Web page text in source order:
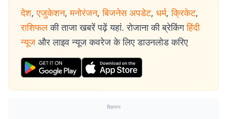
देश, एजुकेशन, मनोरंजन, बिजनेस अपडेट, धर्म, क्रिकेट,
राशिफल की ताजा खबरें पढ़ें यहां. रोजाना की ब्रेकिंग हिंदी
न्यूज और लाइव न्यूज कवरेज के लिए डाउनलोड करिए
विज्ञापन